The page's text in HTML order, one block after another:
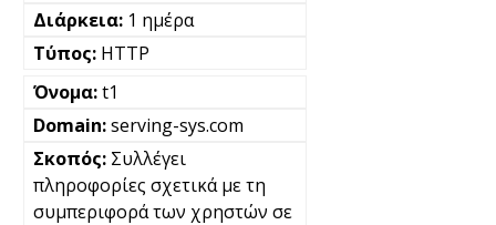
1 ημέρα
HTTP
t1
serving-sys.com
Συλλέγει
πληροφορίες σχετικά με τη
συμπεριφορά των χρηστών σε